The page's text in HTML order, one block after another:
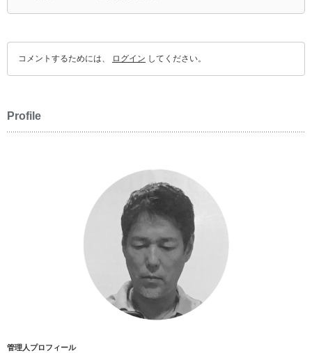
コメントするためには、 ログイン してください。
Profile
管理人プロフィール